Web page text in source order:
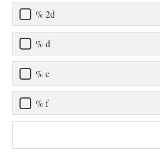
% 2d
% d
% c
% f